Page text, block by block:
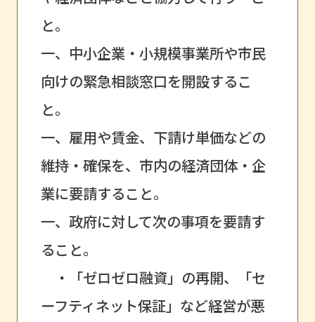
と。
一、中小企業・小規模事業所や市民
向けの緊急相談窓口を開設するこ
と。
一、雇用や賃金、下請け単価などの
維持・確保を、市内の経済団体・企
業に要請すること。
一、政府に対して次の事項を要請す
ること。
・「ゼロゼロ融資」の再開、「セ
ーフティネット保証」など経営が悪